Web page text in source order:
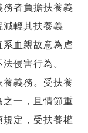
者負擔扶養義
減輕其扶養義
血親故意為虐
侵害行為。
義務。受扶養
一，且情節重
規定，受扶養權